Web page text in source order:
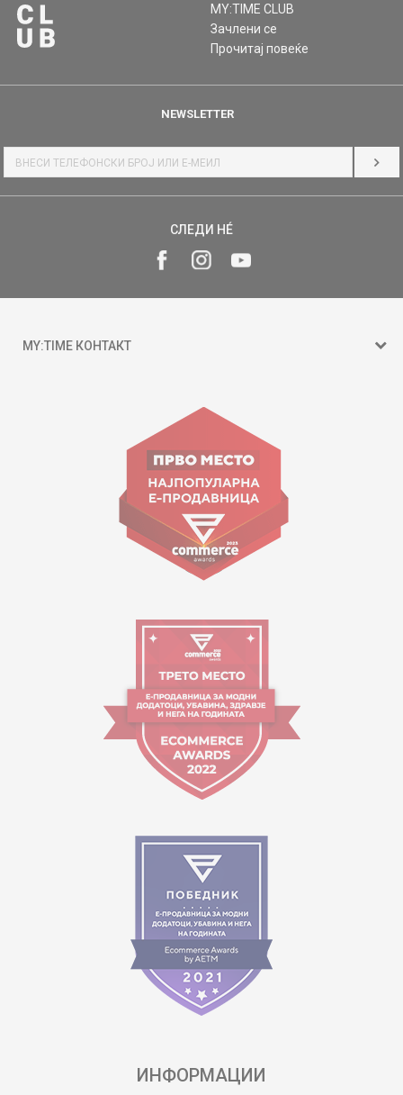
MY:TIME CLUB
Зачлени се
Прочитај повеќе
NEWSLETTER
СЛЕДИ НÉ
MY:TIME КОНТАКТ
ул. Гоце Николовски бр.74 Скопје
contact@mytime.mk
Работно време:
09:00 до 17:00
ИНФОРМАЦИИ